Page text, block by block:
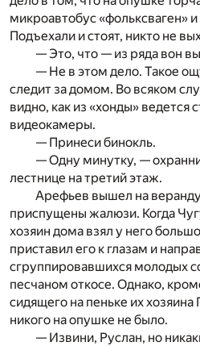
микроавтобус «фольксваген»
Подъехали и стоят, никто не
— Это, что — из ряда вон
— Не в этом дело. Такое
следит за домом. Во всяком
видно, как из «хонды»
видеокамеры.
— Принеси бинокль.
— Одну минутку, —
лестнице на третий этаж.
Арефьев вышел на
приспущены жалюзи. Когда
хозяин дома взял у него
приставил его к глазам и
сгруппировавшихся молодых
песчаном откосе. Однако,
сидящего на пеньке их
никого на опушке не было.
— Извини, Руслан, но